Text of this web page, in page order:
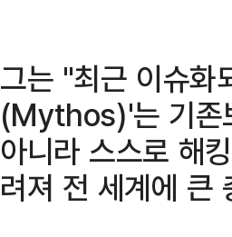
그는 "최근 이슈화
(Mythos)'는 기존
아니라 스스로 해
려져 전 세계에 큰